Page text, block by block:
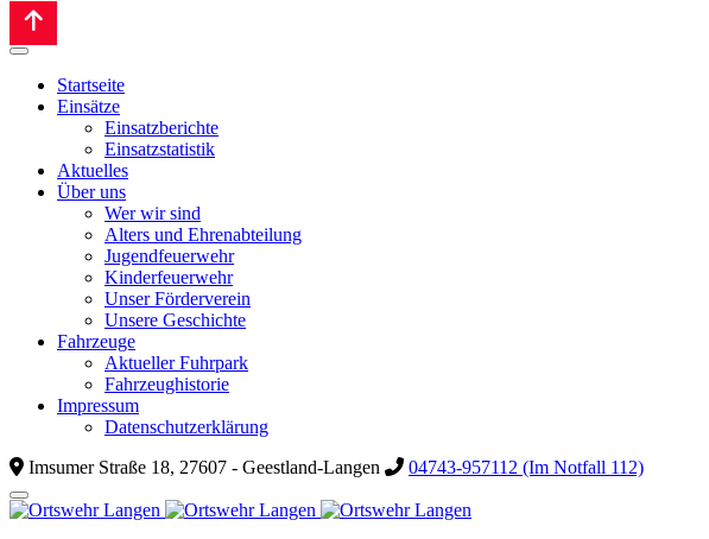
Startseite
Einsätze
Einsatzberichte
Einsatzstatistik
Aktuelles
Über uns
Wer wir sind
Alters und Ehrenabteilung
Jugendfeuerwehr
Kinderfeuerwehr
Unser Förderverein
Unsere Geschichte
Fahrzeuge
Aktueller Fuhrpark
Fahrzeughistorie
Impressum
Datenschutzerklärung
Imsumer Straße 18, 27607 - Geestland-Langen
04743-957112 (Im Notfall 112)